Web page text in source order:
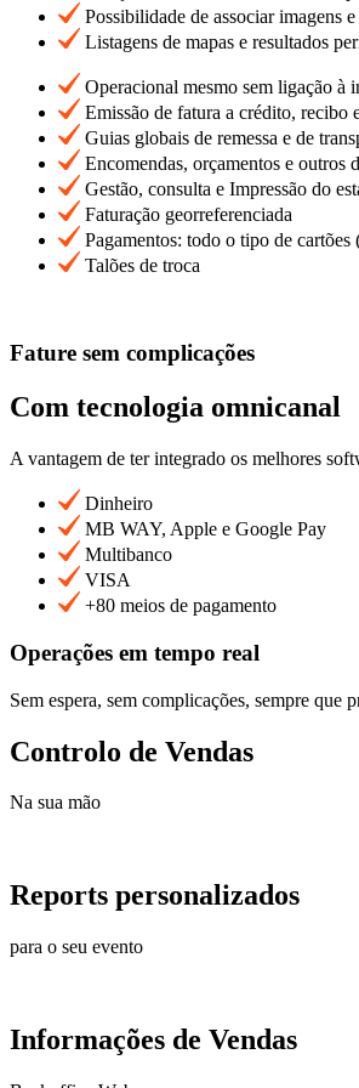
Possibilidade de associar imagens
Listagens de mapas e resultados
Operacional mesmo sem ligação à
Emissão de fatura a crédito, recibo
Guias globais de remessa e de
Encomendas, orçamentos e outros
Gestão, consulta e Impressão do
Faturação georreferenciada
Pagamentos: todo o tipo de
Talões de troca
Fature sem complicações
Com tecnologia omnicanal
A vantagem de ter integrado os melhores
Dinheiro
MB WAY, Apple e Google Pay
Multibanco
VISA
+80 meios de pagamento
Operações em tempo real
Sem espera, sem complicações, sempre que
Controlo de Vendas
Na sua mão
Reports personalizados
para o seu evento
Informações de Vendas